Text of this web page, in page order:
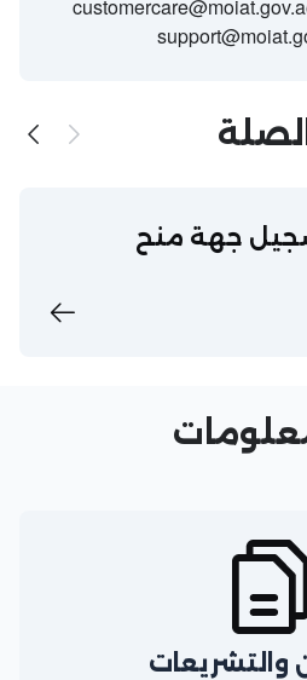
جهة منح
والتشريعات